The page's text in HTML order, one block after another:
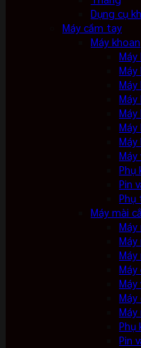
Dụng cụ
Máy cầm tay
Máy khoan
Máy
Máy
Máy
Phụ
Pin
Phụ
Máy mài
Máy
Máy
Máy
Phụ
Pin